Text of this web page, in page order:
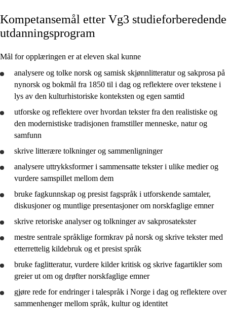
Kjerneelementer
Tverrfaglige temaer
Grunnleggende ferdigheter
2. trinn
4. trinn
7. trinn
10. trinn
Vg2 yrkesfag
Vg1 studieforberedende
Vg3 studieforberedende
Vg3 påbygg
Kompetansemål etter Vg3 studieforberedende
utdanningsprogram
Mål for opplæringen er at eleven skal kunne
analysere og tolke norsk og samisk skjønnlitteratur og sakprosa på
nynorsk og bokmål fra 1850 til i dag og reflektere over tekstene i
lys av den kulturhistoriske konteksten og egen samtid
utforske og reflektere over hvordan tekster fra den realistiske og
den modernistiske tradisjonen framstiller menneske, natur og
samfunn
skrive litterære tolkninger og sammenligninger
analysere uttrykksformer i sammensatte tekster i ulike medier og
vurdere samspillet mellom dem
bruke fagkunnskap og presist fagspråk i utforskende samtaler,
diskusjoner og muntlige presentasjoner om norskfaglige emner
skrive retoriske analyser og tolkninger av sakprosatekster
mestre sentrale språklige formkrav på norsk og skrive tekster med
etterrettelig kildebruk og et presist språk
bruke faglitteratur, vurdere kilder kritisk og skrive fagartikler som
greier ut om og drøfter norskfaglige emner
gjøre rede forendringer i talespråk i Norge i dag og reflektere over
sammenhenger mellom språk, kultur og identitet